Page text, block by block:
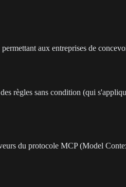
aux entreprises de
règles sans condition (qui
du protocole MCP (Model